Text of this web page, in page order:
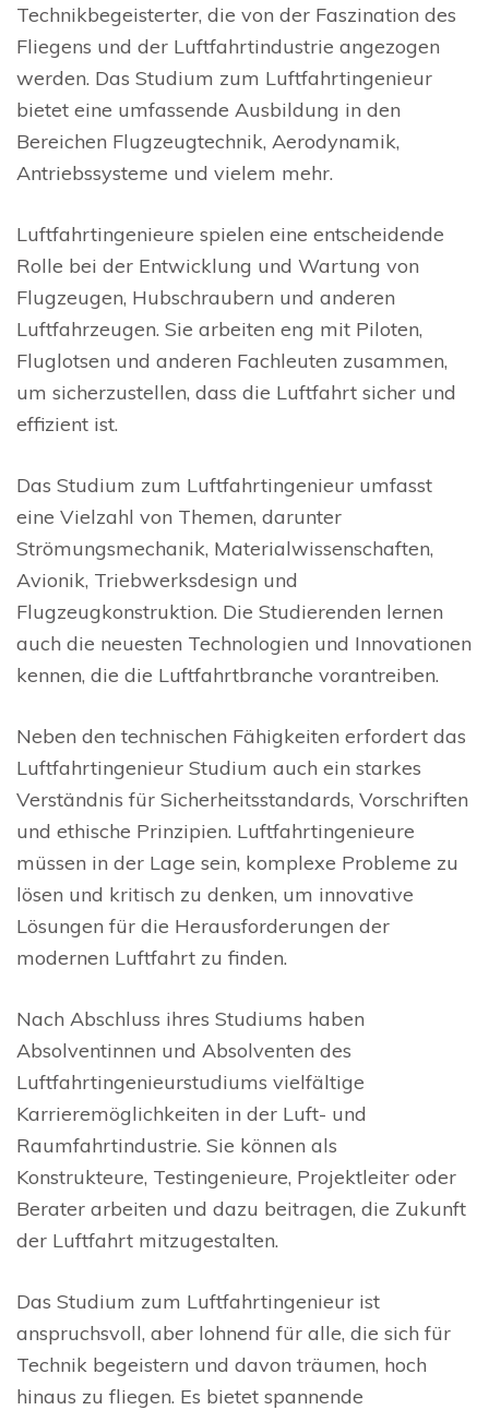
Technikbegeisterter, die von der Faszination des
Fliegens und der Luftfahrtindustrie angezogen
werden. Das Studium zum Luftfahrtingenieur
bietet eine umfassende Ausbildung in den
Bereichen Flugzeugtechnik, Aerodynamik,
Antriebssysteme und vielem mehr.
Luftfahrtingenieure spielen eine entscheidende
Rolle bei der Entwicklung und Wartung von
Flugzeugen, Hubschraubern und anderen
Luftfahrzeugen. Sie arbeiten eng mit Piloten,
Fluglotsen und anderen Fachleuten zusammen,
um sicherzustellen, dass die Luftfahrt sicher und
effizient ist.
Das Studium zum Luftfahrtingenieur umfasst
eine Vielzahl von Themen, darunter
Strömungsmechanik, Materialwissenschaften,
Avionik, Triebwerksdesign und
Flugzeugkonstruktion. Die Studierenden lernen
auch die neuesten Technologien und Innovationen
kennen, die die Luftfahrtbranche vorantreiben.
Neben den technischen Fähigkeiten erfordert das
Luftfahrtingenieur Studium auch ein starkes
Verständnis für Sicherheitsstandards, Vorschriften
und ethische Prinzipien. Luftfahrtingenieure
müssen in der Lage sein, komplexe Probleme zu
lösen und kritisch zu denken, um innovative
Lösungen für die Herausforderungen der
modernen Luftfahrt zu finden.
Nach Abschluss ihres Studiums haben
Absolventinnen und Absolventen des
Luftfahrtingenieurstudiums vielfältige
Karrieremöglichkeiten in der Luft- und
Raumfahrtindustrie. Sie können als
Konstrukteure, Testingenieure, Projektleiter oder
Berater arbeiten und dazu beitragen, die Zukunft
der Luftfahrt mitzugestalten.
Das Studium zum Luftfahrtingenieur ist
anspruchsvoll, aber lohnend für alle, die sich für
Technik begeistern und davon träumen, hoch
hinaus zu fliegen. Es bietet spannende